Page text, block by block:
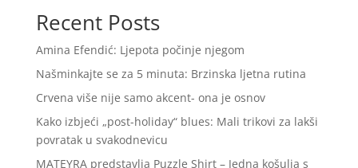
Recent Posts
Amina Efendić: Ljepota počinje njegom
Našminkajte se za 5 minuta: Brzinska ljetna rutina
Crvena više nije samo akcent- ona je osnov
Kako izbjeći „post-holiday“ blues: Mali trikovi za lakši
povratak u svakodnevicu
MATEYRA predstavlja Puzzle Shirt – Jedna košulja s